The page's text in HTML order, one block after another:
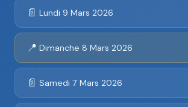
📄 Lundi 9 Mars 2026
📍 Dimanche 8 Mars 2026
📄 Samedi 7 Mars 2026